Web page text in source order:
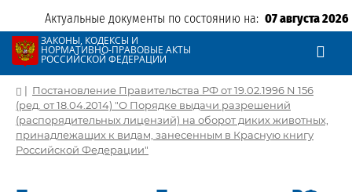
Актуальные документы по состоянию на: 07 августа 2026
ЗАКОНЫ, КОДЕКСЫ И
НОРМАТИВНО-ПРАВОВЫЕ АКТЫ
РОССИЙСКОЙ ФЕДЕРАЦИИ
| Постановление Правительства РФ от 19.02.1996 N 156
(ред. от 18.04.2014) "О Порядке выдачи разрешений
(распорядительных лицензий) на оборот диких животных,
принадлежащих к видам, занесенным в Красную книгу
Российской Федерации"